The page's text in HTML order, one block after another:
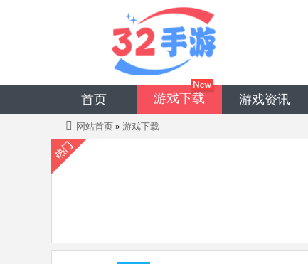
首页 游戏下载 游戏资讯
网站首页 » 游戏下载